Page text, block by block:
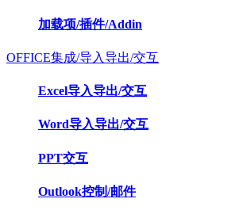
加载项/插件/Addin
OFFICE集成/导入导出/交互
Excel导入导出/交互
Word导入导出/交互
PPT交互
Outlook控制/邮件